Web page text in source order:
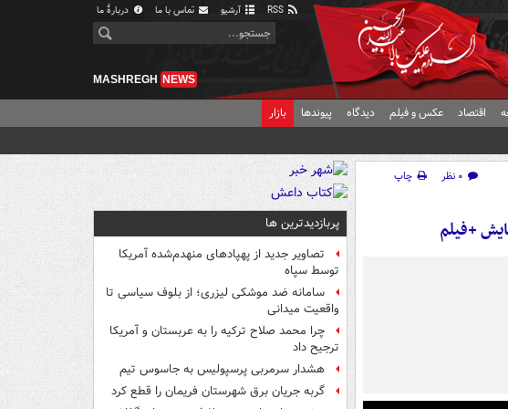
آرشیو تماس با ما دربارهٔ ما
MASHREGH NEWS
اقتصاد عکس و فیلم دیدگاه پیوندها بازار
۰ نظر
چاپ
+فیلم پربازدیدترین ها
تصاویر جدید از پهپادهای منهدم‌شده آمریکا
توسط سپاه
سامانه ضد موشکی لیزری؛ از بلوف سیاسی تا
واقعیت میدانی
چرا محمد صلاح ترکیه را به عربستان و آمریکا
ترجیح داد
هشدار سرمربی پرسپولیس به جاسوس تیم
گربه جریان برق شهرستان فریمان را قطع کرد